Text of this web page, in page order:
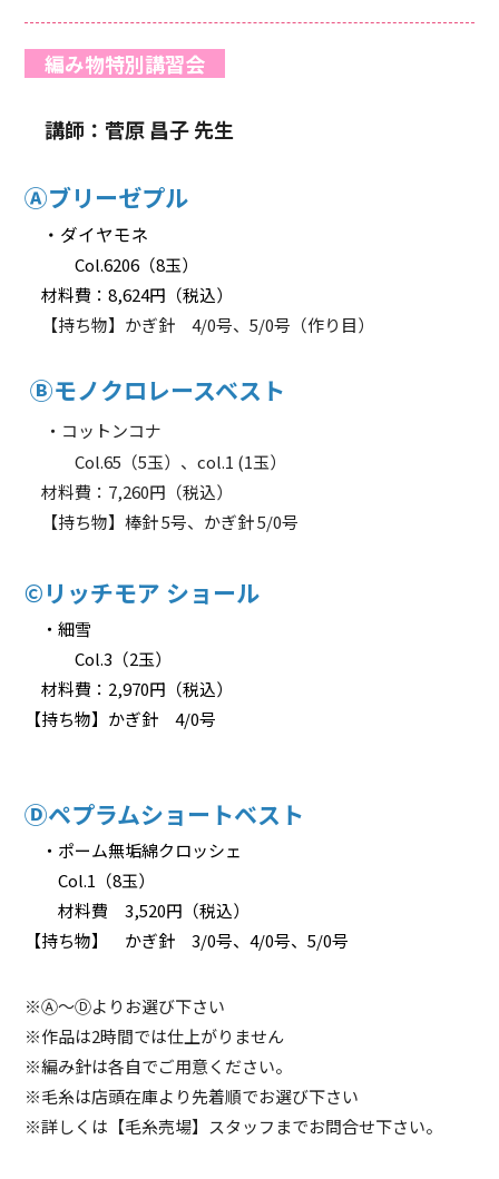
編み物特別講習会
講師：菅原 昌子 先生
Ⓐブリーゼプル
・ダイヤモネ
Col.6206（8玉）
材料費：8,624円（税込）
【持ち物】かぎ針 4/0号、5/0号（作り目）
Ⓑモノクロレースベスト
・コットンコナ
Col.65（5玉）、col.1 (1玉）
材料費：7,260円（税込）
【持ち物】棒針 5号、かぎ針 5/0号
©リッチモア ショール
・細雪
Col.3（2玉）
材料費：2,970円（税込）
【持ち物】かぎ針 4/0号
Ⓓペプラムショートベスト
・ポーム無垢綿クロッシェ
Col.1（8玉）
材料費 3,520円（税込）
【持ち物】 かぎ針 3/0号、4/0号、5/0号
※Ⓐ～Ⓓよりお選び下さい
※作品は2時間では仕上がりません
※編み針は各自でご用意ください。
※毛糸は店頭在庫より先着順でお選び下さい
※詳しくは【毛糸売場】スタッフまでお問合せ下さい。